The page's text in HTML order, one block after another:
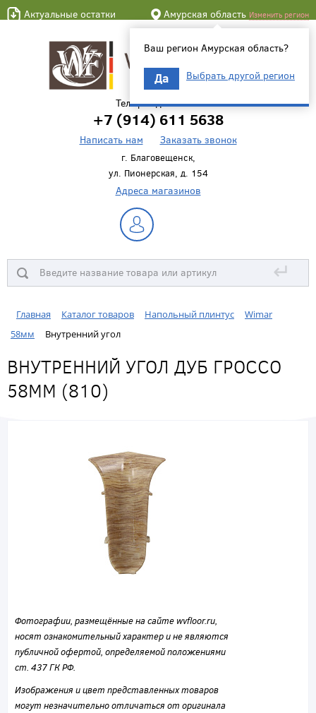
Актуальные остатки Амурская область Изменить регион
Ваш регион Амурская область?
Да Выбрать другой регион
Телефон для связи
+7 (914) 611 5638
Написать нам Заказать звонок
г. Благовещенск,
ул. Пионерская, д. 154
Адреса магазинов
↵
Главная Каталог товаров Напольный плинтус
Wimar
58мм
Внутренний угол
ВНУТРЕННИЙ УГОЛ ДУБ ГРОССО
58ММ (810)
Фотографии, размещённые на сайте wvfloor.ru,
носят ознакомительный характер и не являются
публичной офертой, определяемой положениями
ст. 437 ГК РФ.
Изображения и цвет представленных товаров
могут незначительно отличаться от оригинала